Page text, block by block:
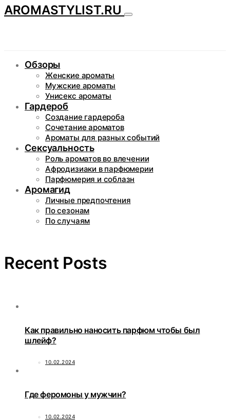
AROMASTYLIST.RU
Обзоры
Женские ароматы
Мужские ароматы
Унисекс ароматы
Гардероб
Создание гардероба
Сочетание ароматов
Ароматы для разных событий
Сексуальность
Роль ароматов во влечении
Афродизиаки в парфюмерии
Парфюмерия и соблазн
Аромагид
Личные предпочтения
По сезонам
По случаям
Recent Posts
Как правильно наносить парфюм чтобы был
шлейф?
10.02.2024
Где феромоны у мужчин?
10.02.2024